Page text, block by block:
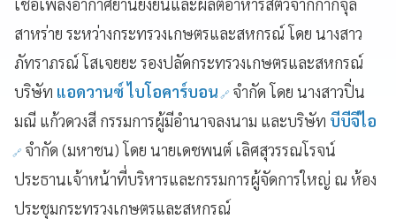
สาหร่าย ระหว่างกระทรวงเกษตรและสหกรณ์ โดย นางสาว
ภัทราภรณ์ โสเจยยะ รองปลัดกระทรวงเกษตรและสหกรณ์
บริษัท แอดวานซ์ ไบโอคาร์บอน จำกัด โดย นางสาวปิ่น
มณี แก้วดวงสี กรรมการผู้มีอำนาจลงนาม และบริษัท บีบีจีไอ
จำกัด (มหาชน) โดย นายเดชพนต์ เลิศสุวรรณโรจน์
ประธานเจ้าหน้าที่บริหารและกรรมการผู้จัดการใหญ่ ณ ห้อง
ประชุมกระทรวงเกษตรและสหกรณ์